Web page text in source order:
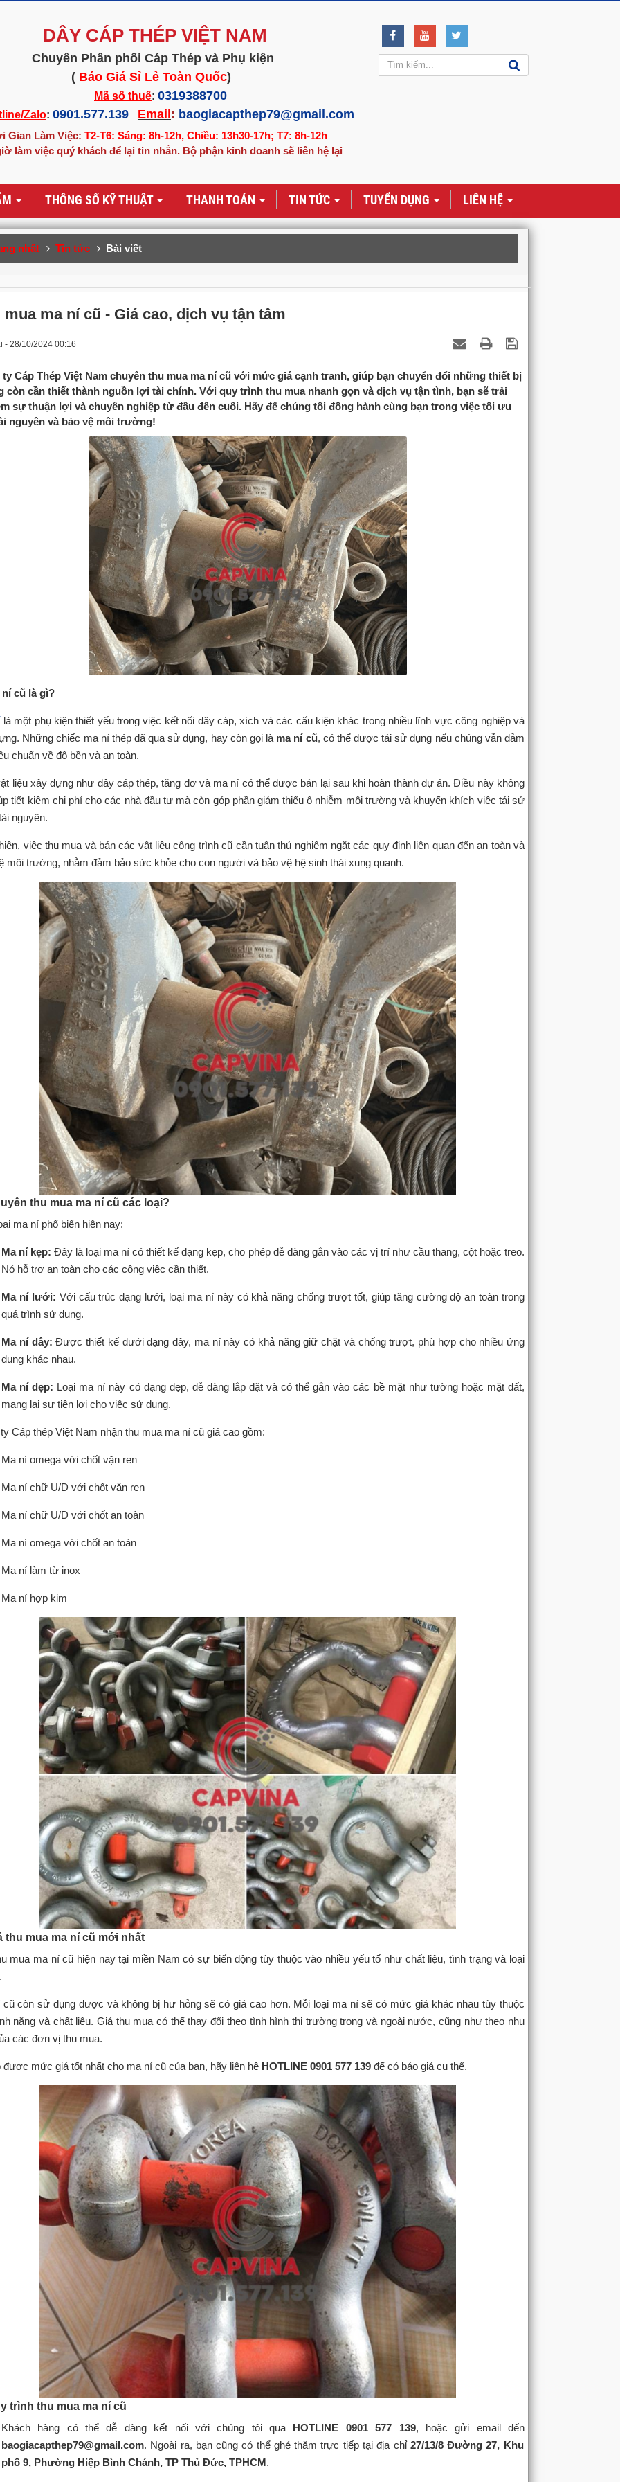
DÂY CÁP THÉP VIỆT NAM
Chuyên Phân phối Cáp Thép và Phụ kiện
( Báo Giá Sỉ Lẻ Toàn Quốc)
Mã số thuế: 0319388700
Zalo: 0901.577.139 Email : baogiacapthep79@gmail.com
Gian Làm Việc: T2-T6: Sáng: 8h-12h, Chiều: 13h30-17h; T7: 8h-12h
làm việc quý khách để lại tin nhắn. Bộ phận kinh doanh sẽ liên hệ lại
THÔNG SỐ KỸ THUẬT THANH TOÁN TIN TỨC TUYỂN DỤNG LIÊN HỆ
nhất Tin tức Bài viết
mua ma ní cũ - Giá cao, dịch vụ tận tâm
- 28/10/2024 00:16
ty Cáp Thép Việt Nam chuyên thu mua ma ní cũ với mức giá cạnh tranh, giúp bạn chuyển đổi những thiết bị
còn cần thiết thành nguồn lợi tài chính. Với quy trình thu mua nhanh gọn và dịch vụ tận tình, bạn sẽ trải
sự thuận lợi và chuyên nghiệp từ đầu đến cuối. Hãy để chúng tôi đồng hành cùng bạn trong việc tối ưu
nguyên và bảo vệ môi trường!
ní cũ là gì?
là một phụ kiện thiết yếu trong việc kết nối dây cáp, xích và các cấu kiện khác trong nhiều lĩnh vực công nghiệp và
Những chiếc ma ní thép đã qua sử dụng, hay còn gọi là ma ní cũ, có thể được tái sử dụng nếu chúng vẫn đảm
chuẩn về độ bền và an toàn.
liệu xây dựng như dây cáp thép, tăng đơ và ma ní có thể được bán lại sau khi hoàn thành dự án. Điều này không
tiết kiệm chi phí cho các nhà đầu tư mà còn góp phần giảm thiểu ô nhiễm môi trường và khuyến khích việc tái sử
nguyên.
việc thu mua và bán các vật liệu công trình cũ cần tuân thủ nghiêm ngặt các quy định liên quan đến an toàn và
môi trường, nhằm đảm bảo sức khỏe cho con người và bảo vệ hệ sinh thái xung quanh.
thu mua ma ní cũ các loại?
ma ní phổ biến hiện nay:
Ma ní kẹp: Đây là loại ma ní có thiết kế dạng kẹp, cho phép dễ dàng gắn vào các vị trí như cầu thang, cột hoặc treo.
Nó hỗ trợ an toàn cho các công việc cần thiết.
Ma ní lưới: Với cấu trúc dạng lưới, loại ma ní này có khả năng chống trượt tốt, giúp tăng cường độ an toàn trong
quá trình sử dụng.
Ma ní dây: Được thiết kế dưới dạng dây, ma ní này có khả năng giữ chặt và chống trượt, phù hợp cho nhiều ứng
dụng khác nhau.
Ma ní dẹp: Loại ma ní này có dạng dẹp, dễ dàng lắp đặt và có thể gắn vào các bề mặt như tường hoặc mặt đất,
mang lại sự tiện lợi cho việc sử dụng.
Cáp thép Việt Nam nhận thu mua ma ní cũ giá cao gồm:
Ma ní omega với chốt vặn ren
Ma ní chữ U/D với chốt vặn ren
Ma ní chữ U/D với chốt an toàn
Ma ní omega với chốt an toàn
Ma ní làm từ inox
Ma ní hợp kim
thu mua ma ní cũ mới nhất
mua ma ní cũ hiện nay tại miền Nam có sự biến động tùy thuộc vào nhiều yếu tố như chất liệu, tình trạng và loại
cũ còn sử dụng được và không bị hư hỏng sẽ có giá cao hơn. Mỗi loại ma ní sẽ có mức giá khác nhau tùy thuộc
năng và chất liệu. Giá thu mua có thể thay đổi theo tình hình thị trường trong và ngoài nước, cũng như theo nhu
các đơn vị thu mua.
mức giá tốt nhất cho ma ní cũ của bạn, hãy liên hệ HOTLINE 0901 577 139 để có báo giá cụ thể.
trình thu mua ma ní cũ
Khách hàng có thể dễ dàng kết nối với chúng tôi qua HOTLINE 0901 577 139, hoặc gửi email đến
baogiacapthep79@gmail.com. Ngoài ra, bạn cũng có thể ghé thăm trực tiếp tại địa chỉ 27/13/8 Đường 27, Khu
phố 9, Phường Hiệp Bình Chánh, TP Thủ Đức, TPHCM.